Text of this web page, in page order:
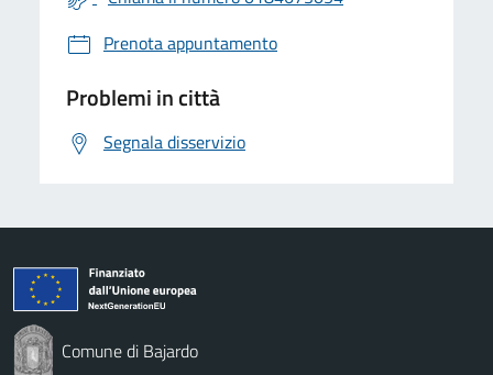
Prenota appuntamento
Problemi in città
Segnala disservizio
Comune di Bajardo